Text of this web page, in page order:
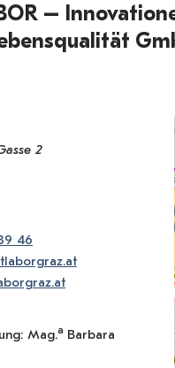
–
2
46
Mag.a Barbara